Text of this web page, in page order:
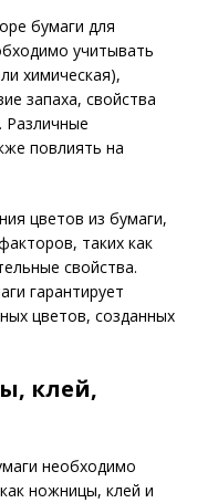
бумаги для
учитывать
химическая),
запаха, свойства
Различные
повлиять на
цветов из бумаги,
таких как
свойства.
гарантирует
цветов, созданных
клей,
необходимо
ножницы, клей и